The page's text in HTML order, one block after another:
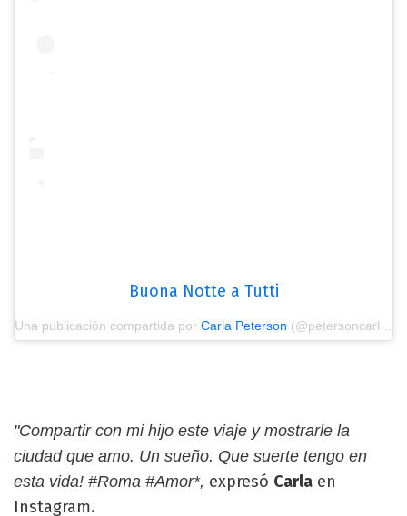
Buona Notte a Tutti
Una publicación compartida por Carla Peterson (@petersoncarla) el
"Compartir con mi hijo este viaje y mostrarle la
ciudad que amo. Un sueño. Que suerte tengo en
esta vida! #Roma #Amor*, expresó Carla en
Instagram.